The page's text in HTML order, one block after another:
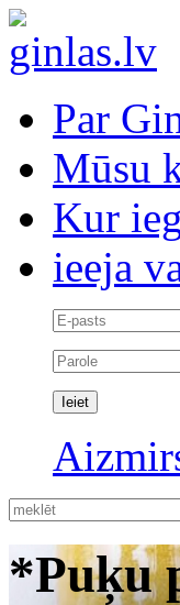
Par
Mūsu
Kur
ieeja
*Puķu